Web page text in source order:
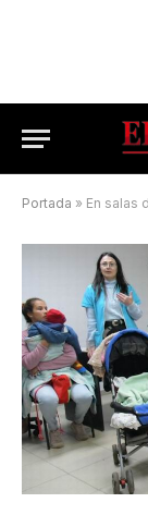
Portada » En salas